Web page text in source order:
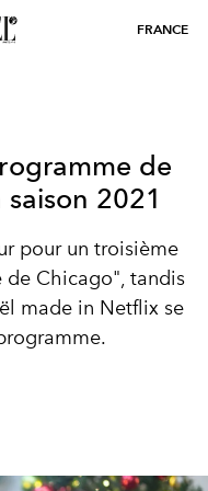
FRANCE
de
2021
pour un troisième
de Chicago", tandis
made in Netflix se